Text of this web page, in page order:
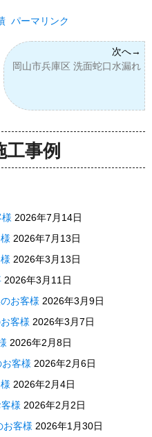
パーマリンク
岡山市兵庫区 洗面蛇口水漏れ
工事例
2026年7月14日
2026年7月13日
2026年3月13日
2026年3月11日
お客様 2026年3月9日
客様 2026年3月7日
2026年2月8日
客様 2026年2月6日
2026年2月4日
様 2026年2月2日
客様 2026年1月30日